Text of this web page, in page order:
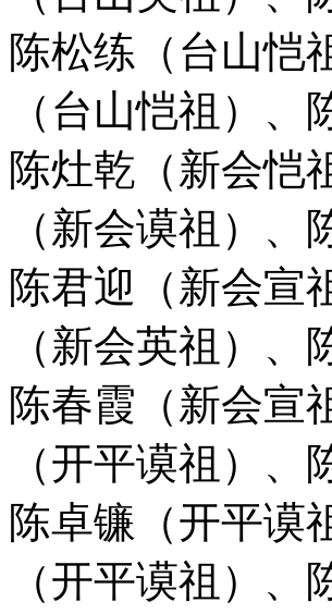
陈松练（台山恺
（台山恺祖）
陈灶乾（新会恺
（新会谟祖）
陈君迎（新会宣
（新会英祖）、
陈春霞（新会宣
（开平谟祖）
陈卓镰（开平谟
（开平谟祖）